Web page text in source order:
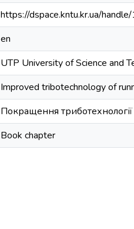
https://dspace.kntu.kr.ua/
en
UTP University of Science and
Improved tribotechnology of
Покращення
Book chapter